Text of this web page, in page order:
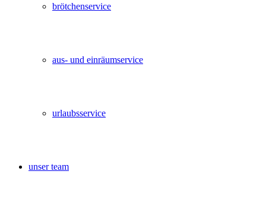
brötchenservice
aus- und einräumservice
urlaubsservice
unser team